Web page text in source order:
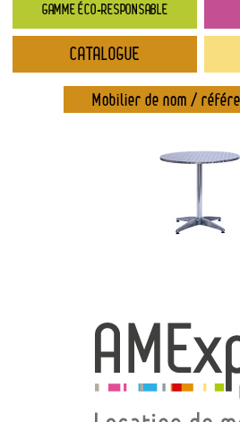
GAMME ÉCO-RESPONSABLE
Contact
Catalogue
→ Nouveautés
→ Gamme éco-responsable
CATALOGUE
Mobilier de nom /